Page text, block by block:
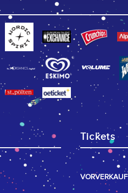
Tickets
VORVERKAUF